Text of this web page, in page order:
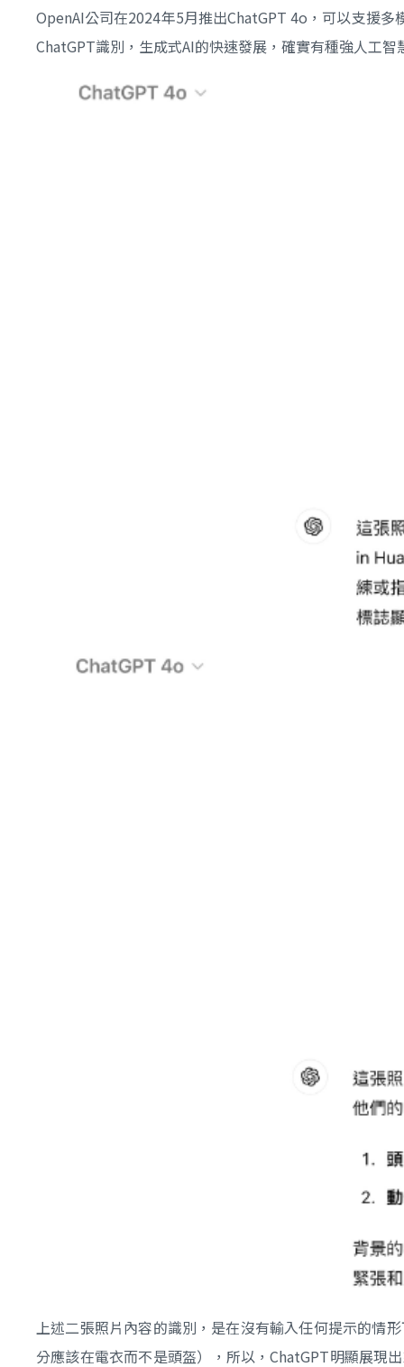
OpenAI公司在2024年5月推出ChatGPT 4o，可以支援
ChatGPT識別，生成式AI的快速發展，確實有種強人工
上述二張照片內容的識別，是在沒有輸入任何提示的情
分應該在電衣而不是頭盔），所以，ChatGPT明顯展現